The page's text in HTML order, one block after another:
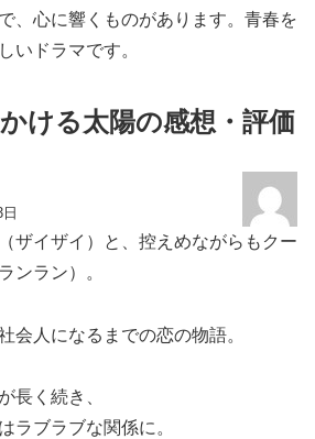
、心に響くものがあります。青春を
いドラマです。
ける太陽の感想・評価
ザイザイ）と、控えめながらもクー
ンラン）。
会人になるまでの恋の物語。
長く続き、
ラブラブな関係に。